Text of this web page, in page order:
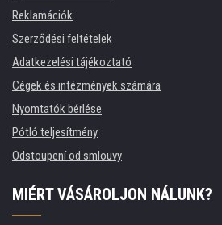
Reklamációk
Szerződési feltételek
Adatkezelési tájékoztató
Cégek és intézmények számára
Nyomtatók bérlése
Pótló teljesítmény
Odstoupení od smlouvy
MIÉRT VÁSÁROLJON NÁLUNK?